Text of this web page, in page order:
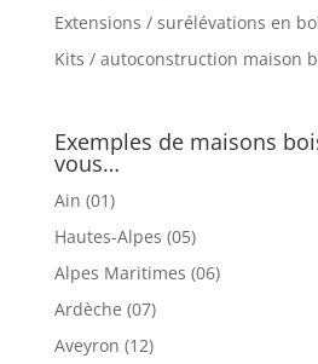
Extensions / surélévations en
Kits / autoconstruction maison
Exemples de maisons
vous…
Ain (01)
Hautes-Alpes (05)
Alpes Maritimes (06)
Ardèche (07)
Aveyron (12)